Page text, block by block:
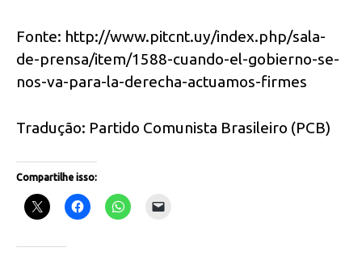
Fonte: http://www.pitcnt.uy/index.php/sala-
de-prensa/item/1588-cuando-el-gobierno-se-
nos-va-para-la-derecha-actuamos-firmes
Tradução: Partido Comunista Brasileiro (PCB)
Compartilhe isso: